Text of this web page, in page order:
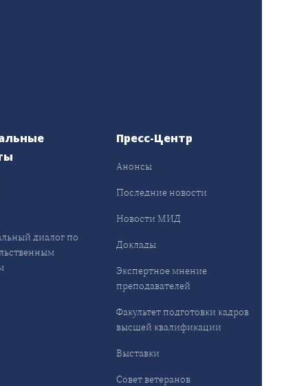
диалог по
Пресс-Центр
Анонсы
Последние новости
Новости МИД
Доклады
Экспертное мнение
преподавателей
Факультет подготовки кадров
высшей квалификации
Выставки
Совет ветеранов